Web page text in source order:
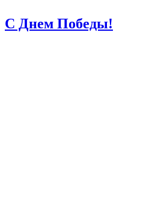
С Днем Победы!